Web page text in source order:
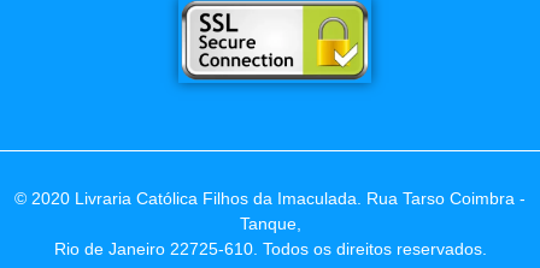
© 2020 Livraria Católica Filhos da Imaculada. Rua Tarso Coimbra -
Tanque,
Rio de Janeiro 22725-610. Todos os direitos reservados.